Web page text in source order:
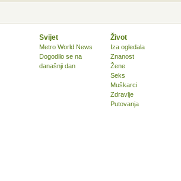
Svijet
Metro World News
Dogodilo se na
današnji dan
Život
Iza ogledala
Znanost
Žene
Seks
Muškarci
Zdravlje
Putovanja